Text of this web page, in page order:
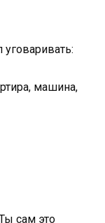
машина,
сам это